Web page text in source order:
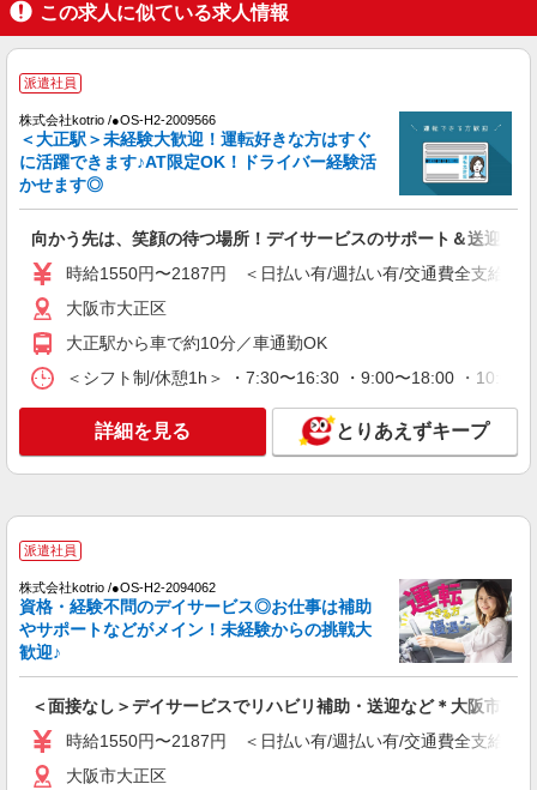
通費全支給(ガソリン代含む)＞
大阪市大正区
派遣社員
株式会社kotrio /●OS-H2-2093978
＼健康的に働こう／利用者さんと一緒に体操や
時給1550円〜2187円 ＜日払い有/週払い有/交
通費全支給(ガソリン代含む)＞
派遣社員
株式会社kotrio /●OS-H2-2009806
時給1550円〜2187円 ＜日払い有/週払い有/交
キープ 詳細を見る
派遣社員
株式会社kotrio /●OS-H2-2020450
へ★サ高住スタッフ
この求人に似ている求人情報
派遣社員
株式会社kotrio /●OS-H2-2009566
＜大正駅＞未経験大歓迎！運転好きな方はすぐ
に活躍できます♪AT限定OK！ドライバー経験活
かせます◎
向かう先は、笑顔の待つ場所！デイサービスのサポート＆送迎
時給1550円〜2187円 ＜日払い有/週払い有/交通費全支給(ガ
大阪市大正区
大正駅から車で約10分／車通勤OK
＜シフト制/休憩1h＞ ・7:30〜16:30 ・9:00〜18:00 ・
詳細を見る とりあえずキープ
派遣社員
株式会社kotrio /●OS-H2-2094062
資格・経験不問のデイサービス◎お仕事は補助
やサポートなどがメイン！未経験からの挑戦大
歓迎♪
＜面接なし＞デイサービスでリハビリ補助・送迎など＊大阪市大
時給1550円〜2187円 ＜日払い有/週払い有/交通費全支給(ガ
大阪市大正区